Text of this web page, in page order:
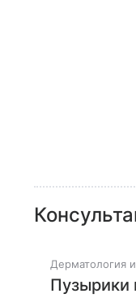
Дерматология
Пузырики